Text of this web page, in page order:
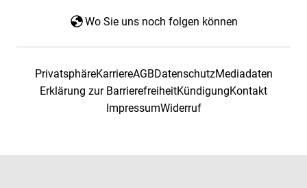
Wo Sie uns noch folgen können
PrivatsphäreKarriereAGBDatenschutzMediadaten
Erklärung zur BarrierefreiheitKündigungKontakt
ImpressumWiderruf